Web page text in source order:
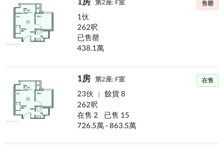
第2座: F室 售罄
1伙
262呎
已售罄
438.1萬
1房 第2座: F室 在售
23伙 |
餘貨 8
262呎
在售 2
已售 15
726.5萬 - 863.5萬